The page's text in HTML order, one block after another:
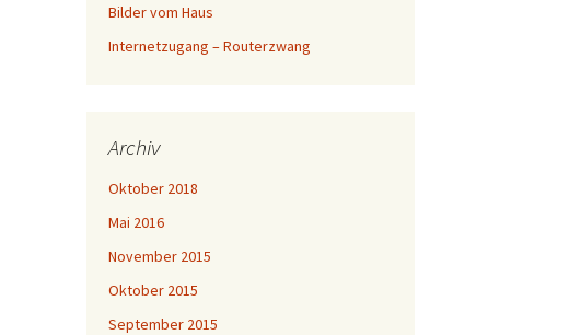
Bilder vom Haus
Internetzugang – Routerzwang
Archiv
Oktober 2018
Mai 2016
November 2015
Oktober 2015
September 2015